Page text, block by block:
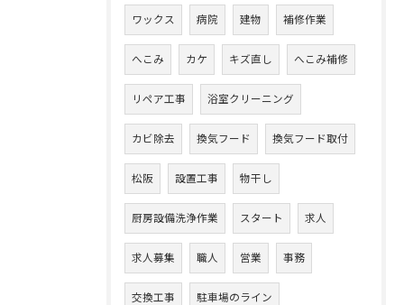
ワックス 病院 建物 補修作業
へこみ カケ キズ直し へこみ補修
リペア工事 浴室クリーニング
カビ除去 換気フード 換気フード取付
松阪 設置工事 物干し
厨房設備洗浄作業 スタート 求人
求人募集 職人 営業 事務
交換工事 駐車場のライン